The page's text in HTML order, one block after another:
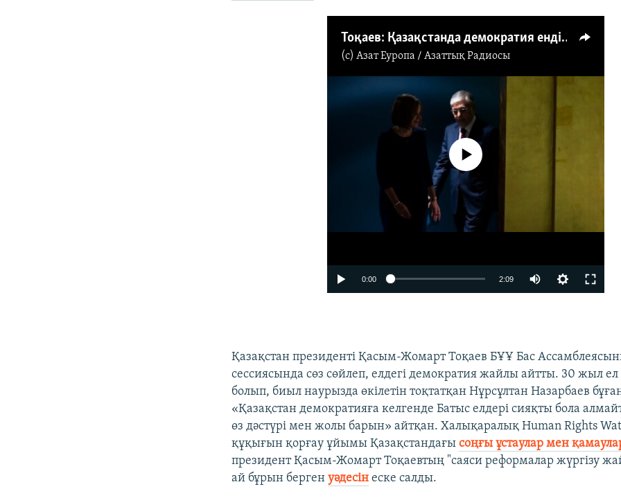
Тоқаев: Қазақстанда демократия енді қалыптасып келеді
(c) Азат Еуропа / Азаттық Радиосы
No media source currently available
0:00 2:09
Қазақстан президенті Қасым-Жомарт Тоқаев БҰҰ Бас
сессиясында сөз сөйлеп, елдегі демократия жайлы айтты. 30 жыл ел
болып, биыл наурызда өкілетін тоқтатқан Нұрсұлтан Назарбаев
«Қазақстан демократияға келгенде Батыс елдері сияқты бола
өз дәстүрі мен жолы барын» айтқан. Халықаралық Human Rights
құқығын қорғау ұйымы Қазақстандағы соңғы ұстаулар мен
президент Қасым-Жомарт Тоқаевтың "саяси реформалар жүргізу
ай бұрын берген уәдесін еске салды.